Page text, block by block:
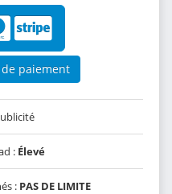
paiement
: Élevé
: PAS DE LIMITE